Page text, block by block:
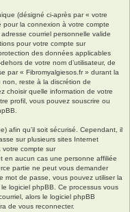
(désigné ci-après par « votre
pour la connexion à votre compte
courriel personnelle valide
pour votre compte sur
des données applicables
de votre nom d’utilisateur, de
par « Fibromyalgiesos.fr » durant la
non, reste à la discrétion de
choisir quelle information de votre
profil, vous pouvez souscrire ou
afin qu’il soit sécurisé. Cependant, il
sur plusieurs sites Internet
votre compte sur
en aucun cas une personne affiliée
partie ne peut vous demander
mot de passe, vous pouvez utiliser la
logiciel phpBB. Ce processus vous
alors le logiciel phpBB
de vous reconnecter.